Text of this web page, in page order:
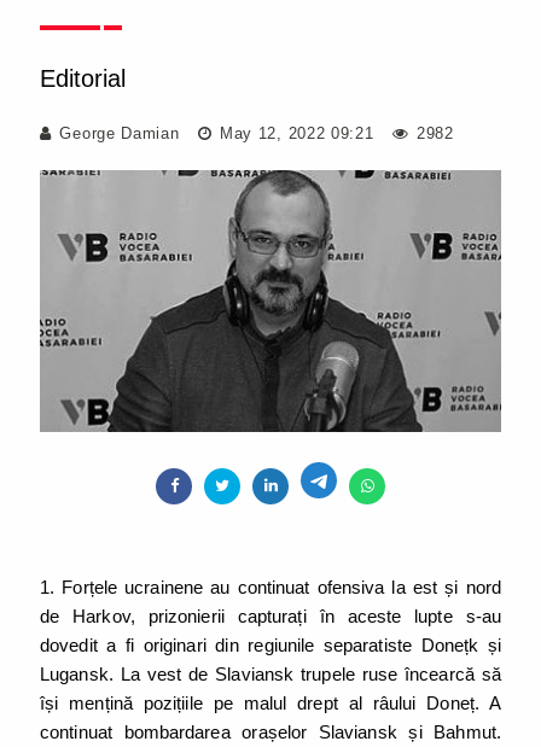
Editorial
George Damian May 12, 2022 09:21 2982
1. Forțele ucrainene au continuat ofensiva la est și nord
de Harkov, prizonierii capturați în aceste lupte s-au
dovedit a fi originari din regiunile separatiste Donețk și
Lugansk. La vest de Slaviansk trupele ruse încearcă să
își mențină pozițiile pe malul drept al râului Doneț. A
continuat bombardarea orașelor Slaviansk și Bahmut.